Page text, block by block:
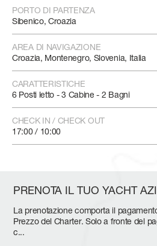
PORTO DI PARTENZA
Sibenico, Croazia
AREA DI NAVIGAZIONE
Croazia, Montenegro, Slovenia, Italia
CARATTERISTICHE
6 Posti letto - 3 Cabine - 2 Bagni
CHECK IN / CHECK OUT
17:00 / 10:00
PRENOTA IL TUO YACHT
La prenotazione comporta il
Prezzo del Charter. Solo a fronte del
c...